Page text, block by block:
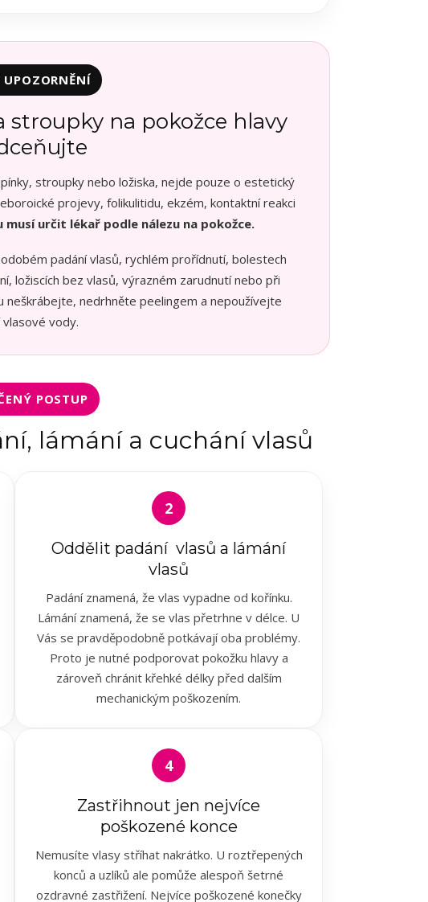
UPOZORNĚNÍ
stroupky na pokožce hlavy
stroupky nebo ložiska, nejde pouze o estetický
projevy, folikulitidu, ekzém, kontaktní reakci
musí určit lékař podle nálezu na pokožce.
padání vlasů, rychlém prořídnutí, bolestech
ložiscích bez vlasů, výrazném zarudnutí nebo při
neškrábejte, nedrhněte peelingem a nepoužívejte
vody.
POSTUP
lámání a cuchání vlasů
2
Oddělit padání vlasů a lámání
vlasů
Padání znamená, že vlas vypadne od kořínku.
Lámání znamená, že se vlas přetrhne v délce. U
Vás se pravděpodobně potkávají oba problémy.
Proto je nutné podporovat pokožku hlavy a
zároveň chránit křehké délky před dalším
mechanickým poškozením.
4
Zastřihnout jen nejvíce
poškozené konce
Nemusíte vlasy stříhat nakrátko. U roztřepených
konců a uzlíků ale pomůže alespoň šetrné
ozdravné zastřižení. Nejvíce poškozené konečky